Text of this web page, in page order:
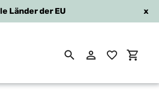
Länder der EU x
SuchenEinloggen